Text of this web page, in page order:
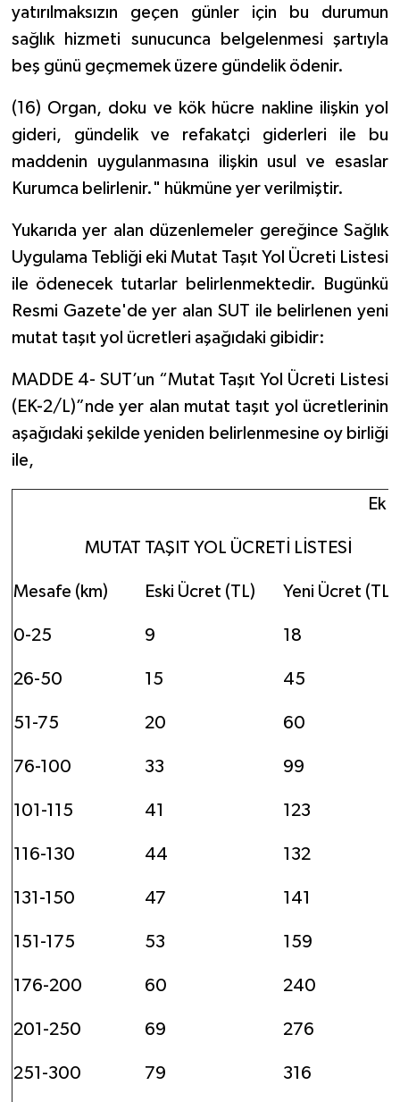
yatırılmaksızın geçen günler için bu durumun
sağlık hizmeti sunucunca belgelenmesi şartıyla
beş günü geçmemek üzere gündelik ödenir.
(16) Organ, doku ve kök hücre nakline ilişkin yol
gideri, gündelik ve refakatçi giderleri ile bu
maddenin uygulanmasına ilişkin usul ve esaslar
Kurumca belirlenir." hükmüne yer verilmiştir.
Yukarıda yer alan düzenlemeler gereğince Sağlık
Uygulama Tebliği eki Mutat Taşıt Yol Ücreti Listesi
ile ödenecek tutarlar belirlenmektedir. Bugünkü
Resmi Gazete'de yer alan SUT ile belirlenen yeni
mutat taşıt yol ücretleri aşağıdaki gibidir:
MADDE 4- SUT’un “Mutat Taşıt Yol Ücreti Listesi
(EK-2/L)”nde yer alan mutat taşıt yol ücretlerinin
aşağıdaki şekilde yeniden belirlenmesine oy birliği
ile,
Ek
MUTAT TAŞIT YOL ÜCRETİ LİSTESİ
Mesafe (km) Eski Ücret (TL) Yeni Ücret (TL)
0-25 9 18
26-50 15 45
51-75 20 60
76-100 33 99
101-115 41 123
116-130 44 132
131-150 47 141
151-175 53 159
176-200 60 240
201-250 69 276
251-300 79 316